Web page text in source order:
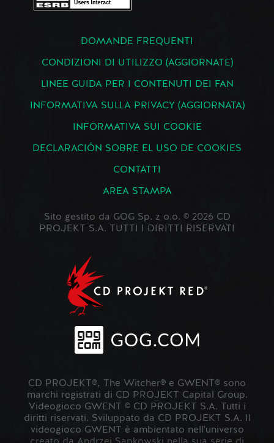
DOMANDE FREQUENTI
CONDIZIONI DI UTILIZZO (AGGIORNATE)
LINEE GUIDA PER I CONTENUTI DEI FAN
INFORMATIVA SULLA PRIVACY (AGGIORNATA)
INFORMATIVA SUI COOKIE
DECLARACIÓN SOBRE EL USO DE COOKIES
CONTATTI
AREA STAMPA
Sito gestito da GOG Sp. z o.o. © 2026 CD
PROJEKT S.A. TUTTI I DIRITTI RISERVATI
CD PROJEKT®, The Witcher® e GWENT® sono
marchi registrati di CD PROJEKT Capital Group.
Videogioco GWENT © CD PROJEKT S.A. Tutti i
diritti riservati. Sviluppato da CD PROJEKT S.A. Il
videogioco GWENT è ambientato nell'universo